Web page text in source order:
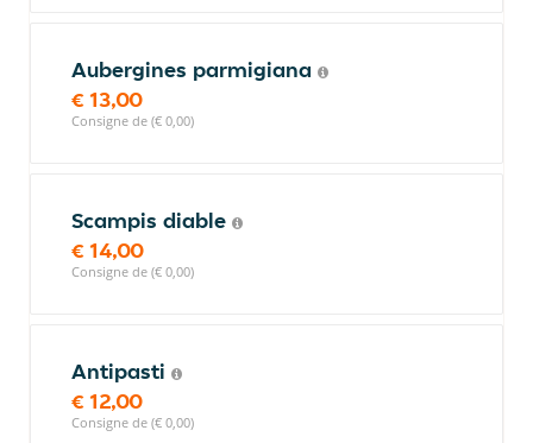
Aubergines parmigiana
€ 13,00
Consigne de (€ 0,00)
Scampis diable
€ 14,00
Consigne de (€ 0,00)
Antipasti
€ 12,00
Consigne de (€ 0,00)